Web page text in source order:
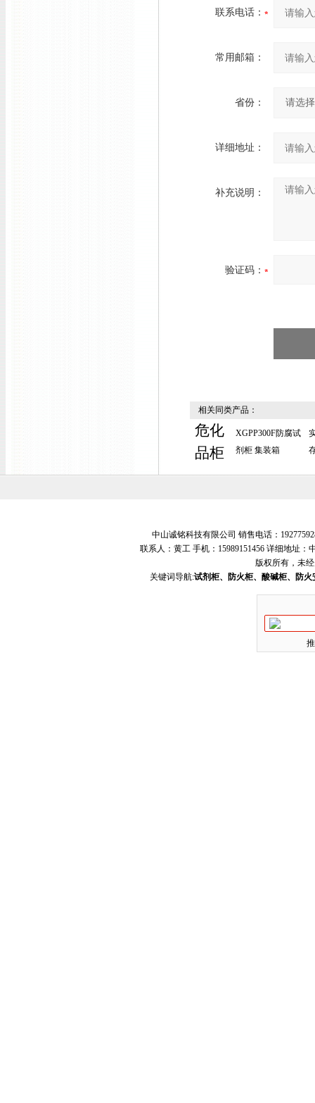
联系电话：
常用邮箱：
省份：
详细地址：
补充说明：
验证码：
相关同类产品：
危化
品柜
XGPP300F防腐试
剂柜 集装箱
中山诚铭科技有限公司 销售电话：
联系人：黄工 手机：15989151456 详细地址
版权所有，未
关键词导航:试剂柜、防火柜、酸碱柜、防